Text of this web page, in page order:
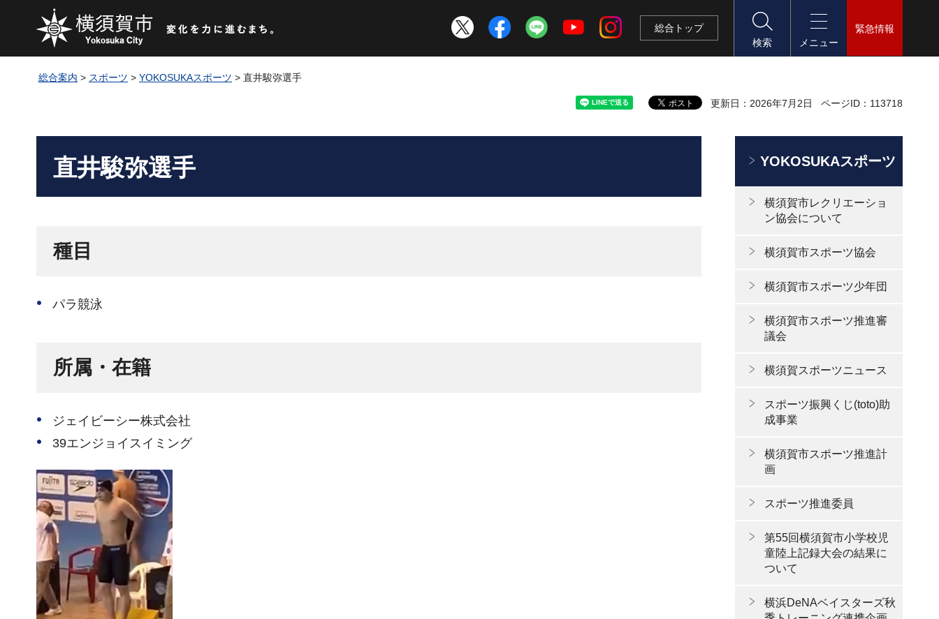
総合 トップ
検索
メニュー
緊急情報
総合案内 > スポーツ > YOKOSUKAスポーツ > 直井駿弥選手
更新日：2026年7月2日 ページID：113718
直井駿弥選手
種目
パラ競泳
所属・在籍
ジェイビーシー株式会社
39エンジョイスイミング
YOKOSUKAスポーツ
横須賀市レクリエーショ
ン協会について
横須賀市スポーツ協会
横須賀市スポーツ少年団
横須賀市スポーツ推進審
議会
横須賀スポーツニュース
スポーツ振興くじ(toto)助
成事業
横須賀市スポーツ推進計
画
スポーツ推進委員
第55回横須賀市小学校児
童陸上記録大会の結果に
ついて
横浜DeNAベイスターズ秋